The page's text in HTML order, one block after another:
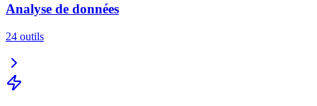
Analyse de données
24 outils